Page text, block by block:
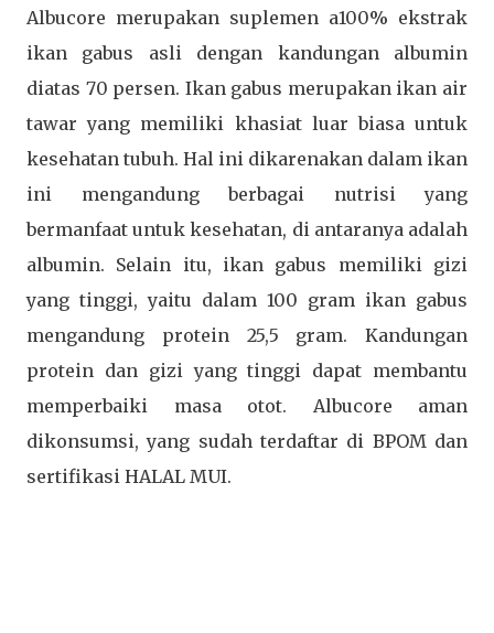
Albucore merupakan suplemen a100% ekstrak
ikan gabus asli dengan kandungan albumin
diatas 70 persen. Ikan gabus merupakan ikan air
tawar yang memiliki khasiat luar biasa untuk
kesehatan tubuh. Hal ini dikarenakan dalam ikan
ini mengandung berbagai nutrisi yang
bermanfaat untuk kesehatan, di antaranya adalah
albumin. Selain itu, ikan gabus memiliki gizi
yang tinggi, yaitu dalam 100 gram ikan gabus
mengandung protein 25,5 gram. Kandungan
protein dan gizi yang tinggi dapat membantu
memperbaiki masa otot. Albucore aman
dikonsumsi, yang sudah terdaftar di BPOM dan
sertifikasi HALAL MUI.